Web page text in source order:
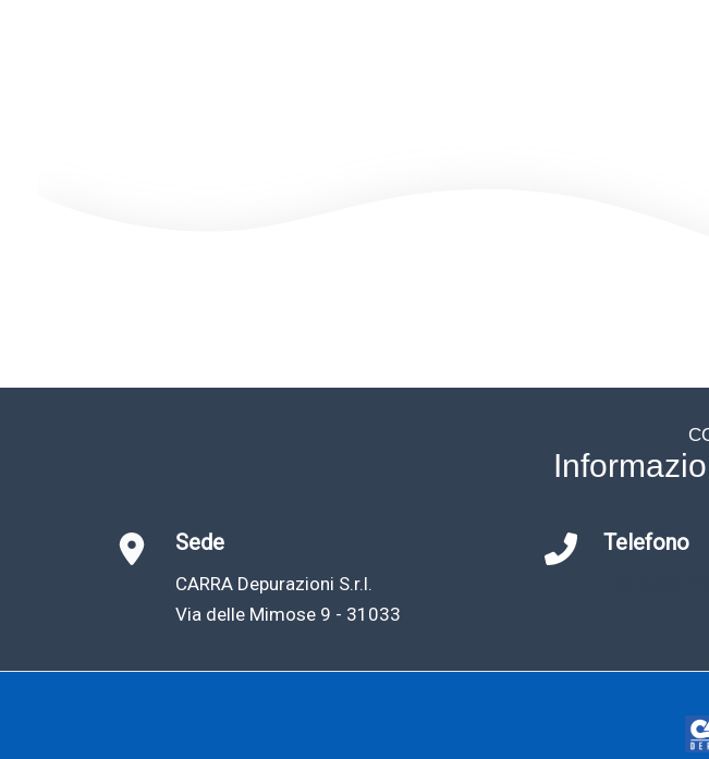
Sede
CARRA Depurazioni S.r.l.
Via delle Mimose 9 - 31033
Telefono